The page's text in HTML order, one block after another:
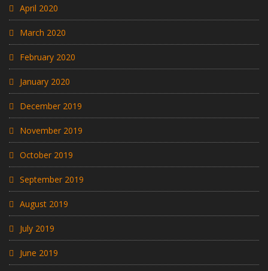
April 2020
March 2020
February 2020
January 2020
December 2019
November 2019
October 2019
September 2019
August 2019
July 2019
June 2019